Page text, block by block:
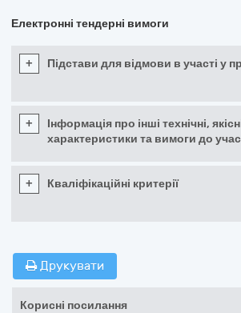
Електронні тендерні вимоги
+ Підстави для відмови в участі у
+
Інформація про інші технічні,
характеристики та вимоги до
+ Кваліфікаційні критерії
Друкувати
Корисні посилання